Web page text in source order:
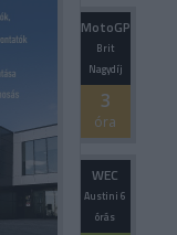
MotoGP
Brit
Nagydíj
3
óra
WEC
Austini 6
órás